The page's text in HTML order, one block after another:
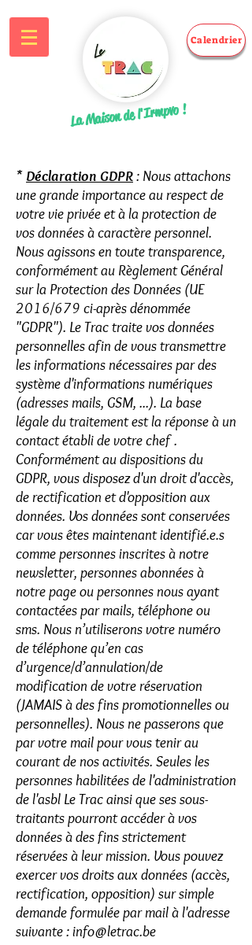
Calendrier
La Maison de l'Irmpvo !
* Déclaration GDPR: Nous attachons
une grande importance au respect de
votre vie privée et à la protection de
vos données à caractère personnel.
Nous agissons en toute transparence,
conformément au Règlement Général
sur la Protection des Données (UE
2016/679 ci-après dénommée
"GDPR"). Le Trac traite vos données
personnelles afin de vous transmettre
les informations nécessaires par des
système d'informations numériques
(adresses mails, GSM, ...). La base
légale du traitement est la réponse à un
contact établi de votre chef .
Conformément au dispositions du
GDPR, vous disposez d'un droit d'accès,
de rectification et d'opposition aux
données. Vos données sont conservées
car vous êtes maintenant identifié.e.s
comme personnes inscrites à notre
newsletter, personnes abonnées à
notre page ou personnes nous ayant
contactées par mails, téléphone ou
sms. Nous n’utiliserons votre numéro
de téléphone qu’en cas
d’urgence/d’annulation/de
modification de votre réservation
(JAMAIS à des fins promotionnelles ou
personnelles). Nous ne passerons que
par votre mail pour vous tenir au
courant de nos activités. Seules les
personnes habilitées de l'administration
de l'asbl Le Trac ainsi que ses sous-
traitants pourront accéder à vos
données à des fins strictement
réservées à leur mission. Vous pouvez
exercer vos droits aux données (accès,
rectification, opposition) sur simple
demande formulée par mail à l'adresse
suivante :info@letrac.be